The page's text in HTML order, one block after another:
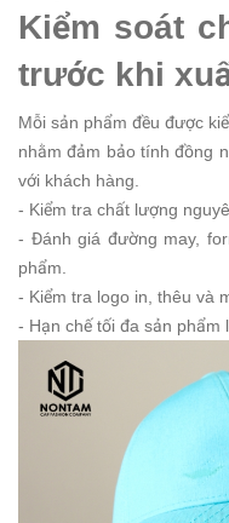
Kiểm soát
trước khi
Mỗi sản phẩm đều được
nhằm đảm bảo tính đồng
với khách hàng.
- Kiểm tra chất lượng
- Đánh giá đường may,
phẩm.
- Kiểm tra logo in, thêu và
- Hạn chế tối đa sản phẩm